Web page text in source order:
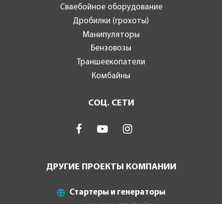
Сваебойное оборудование
Дробилки (грохоты)
Манипуляторы
Бензовозы
Траншеекопатели
Комбайны
СОЦ. СЕТИ
ДРУГИЕ ПРОЕКТЫ КОМПАНИИ
Стартеры и генераторы